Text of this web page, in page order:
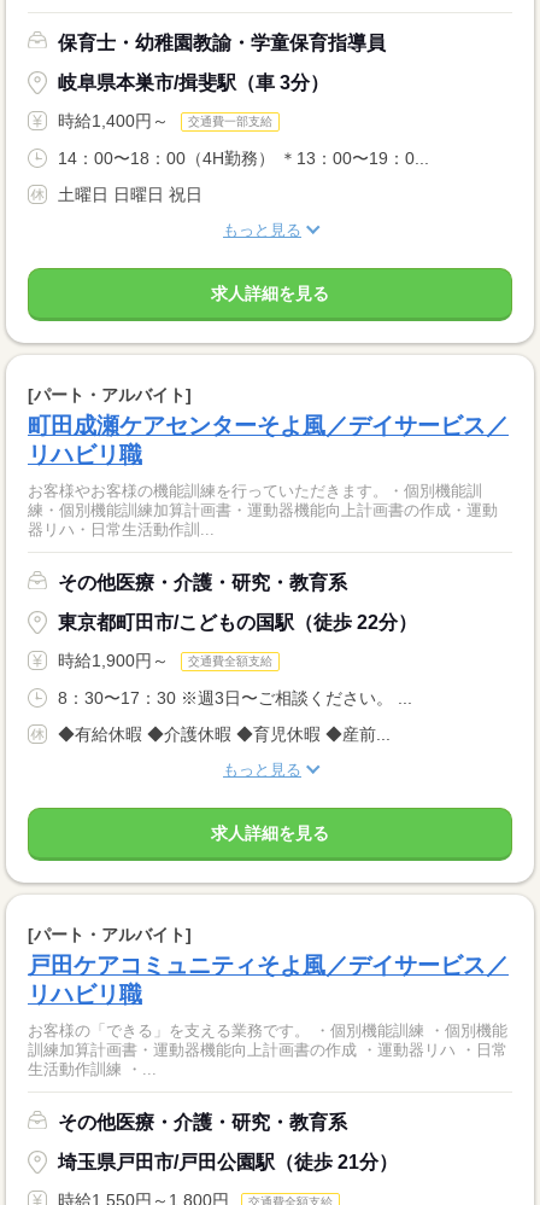
保育士・幼稚園教諭・学童保育指導員
岐阜県本巣市/揖斐駅（車 3分）
時給1,400円～ 交通費一部支給
14：00〜18：00（4H勤務） ＊13：00〜19：0...
土曜日 日曜日 祝日
もっと見る
求人詳細を見る
[パート・アルバイト]
町田成瀬ケアセンターそよ風／デイサービス／
リハビリ職
お客様やお客様の機能訓練を行っていただきます。・個別機能訓
練・個別機能訓練加算計画書・運動器機能向上計画書の作成・運動
器リハ・日常生活動作訓...
その他医療・介護・研究・教育系
東京都町田市/こどもの国駅（徒歩 22分）
時給1,900円～ 交通費全額支給
8：30〜17：30 ※週3日〜ご相談ください。 ...
◆有給休暇 ◆介護休暇 ◆育児休暇 ◆産前...
もっと見る
求人詳細を見る
[パート・アルバイト]
戸田ケアコミュニティそよ風／デイサービス／
リハビリ職
お客様の「できる」を支える業務です。 ・個別機能訓練 ・個別機能
訓練加算計画書・運動器機能向上計画書の作成 ・運動器リハ ・日常
生活動作訓練 ・...
その他医療・介護・研究・教育系
埼玉県戸田市/戸田公園駅（徒歩 21分）
時給1,550円～1,800円 交通費全額支給